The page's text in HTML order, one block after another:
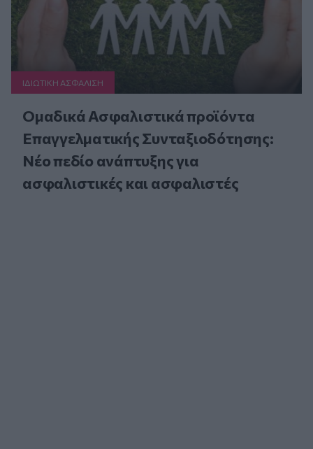
ΙΔΙΩΤΙΚΗ ΑΣΦAΛΙΣΗ
Ομαδικά Ασφαλιστικά προϊόντα
Επαγγελματικής Συνταξιοδότησης:
Νέο πεδίο ανάπτυξης για
ασφαλιστικές και ασφαλιστές